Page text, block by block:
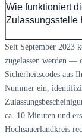
Wie funktioniert
Zulassungsstelle
Seit September 2023
zugelassen werden —
Sicherheitscodes aus
Nummer ein,
ca. 10 Minuten und
Hochsauerlandkreis